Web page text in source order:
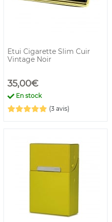
Etui Cigarette Slim Cuir
Vintage Noir
35,00€
En stock
(3 avis)